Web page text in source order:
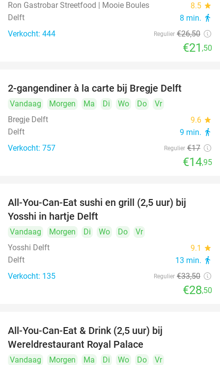
Ron Gastrobar Streetfood | Mooie Boules
8.5 star
Delft 8 min. directions_walk
Verkocht: 444 Regulier €26,50
€21 ,50
2-gangendiner à la carte bij Bregje Delft
Vandaag Morgen Ma Di Wo Do
Vr
Bregje Delft
9.6 star
Delft 9 min. directions_walk
Verkocht: 757 Regulier €17
€14,95
All-You-Can-Eat sushi en grill (2,5 uur) bij
Yosshi in hartje Delft
Vandaag Morgen Di Wo Do
Vr
Yosshi Delft
9.1 star
Delft 13 min. directions_walk
Verkocht: 135 Regulier €33,50
€28,50
All-You-Can-Eat & Drink (2,5 uur) bij
Wereldrestaurant Royal Palace
Vandaag Morgen Ma Di Wo Do
Vr